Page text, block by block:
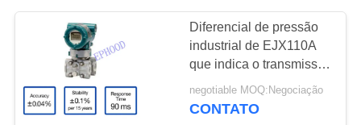
PRODUTOS
SOBRE
NÓS
Diferencial de pressão
industrial de EJX110A
que indica o transmissor
para a medida nivelada
negotiable MOQ:Negociação
CONTATO